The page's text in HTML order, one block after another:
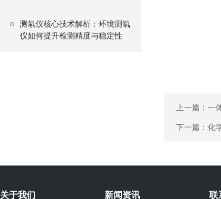
上一篇： 一
下一篇： 化
测氡仪核心技术解析：环境测氡
仪如何提升检测精度与稳定性
关于我们 新闻资讯 联